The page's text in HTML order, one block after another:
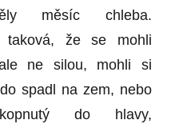
měsíc chleba.
že se mohli
ne silou, mohli si
spadl na zem, nebo
do hlavy,